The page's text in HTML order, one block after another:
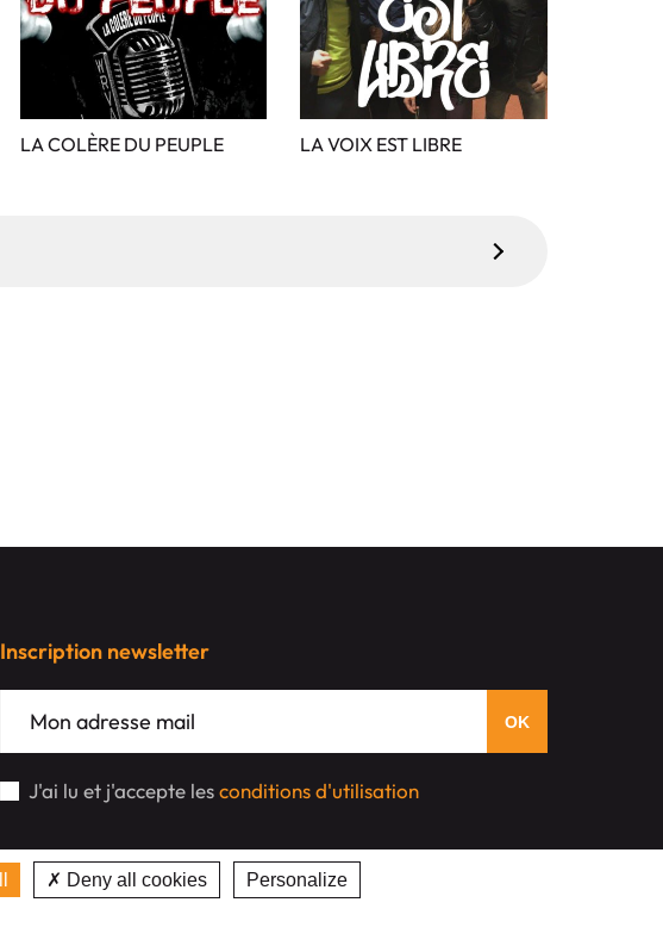
LA COLÈRE DU PEUPLE LA VOIX EST LIBRE
Inscription newsletter
J'ai lu et j'accepte lesconditions d'utilisation
Deny all cookies Personalize